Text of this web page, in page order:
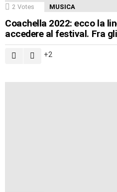
2 Votes MUSICA
Coachella 2022: ecco la
accedere al festival. Fra
2